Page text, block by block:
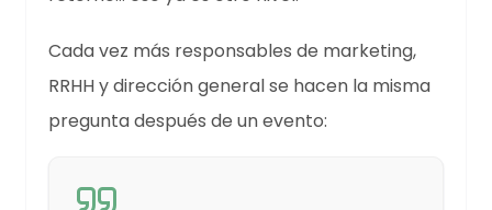
Cada vez más responsables de marketing,
RRHH y dirección general se hacen la misma
pregunta después de un evento: